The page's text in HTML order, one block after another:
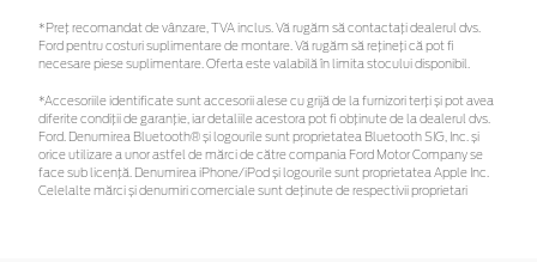
*Preţ recomandat de vânzare, TVA inclus. Vă rugăm să contactaţi dealerul dvs.
Ford pentru costuri suplimentare de montare. Vă rugăm să rețineți că pot fi
necesare piese suplimentare. Oferta este valabilă în limita stocului disponibil.
*Accesoriile identificate sunt accesorii alese cu grijă de la furnizori terți și pot avea
diferite condiții de garanție, iar detaliile acestora pot fi obținute de la dealerul dvs.
Ford. Denumirea Bluetooth® și logourile sunt proprietatea Bluetooth SIG, Inc. și
orice utilizare a unor astfel de mărci de către compania Ford Motor Company se
face sub licență. Denumirea iPhone/iPod și logourile sunt proprietatea Apple Inc.
Celelalte mărci și denumiri comerciale sunt deținute de respectivii proprietari